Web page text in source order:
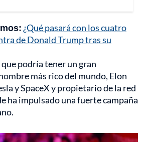
¿Qué pasará con los cuatro
de Donald Trump tras su
podría tener un gran
más rico del mundo, Elon
y SpaceX y propietario de la red
ha impulsado una fuerte campaña